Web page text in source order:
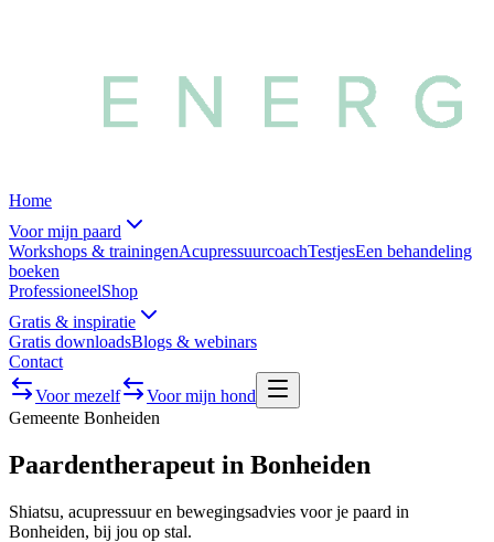
Home
Voor mijn paard
Workshops & trainingenAcupressuurcoachTestjesEen behandeling
boeken
ProfessioneelShop
Gratis & inspiratie
Gratis downloadsBlogs & webinars
Contact
Voor mezelf
Voor mijn hond
Gemeente Bonheiden
Paardentherapeut in Bonheiden
Shiatsu, acupressuur en bewegingsadvies voor je paard in
Bonheiden, bij jou op stal.